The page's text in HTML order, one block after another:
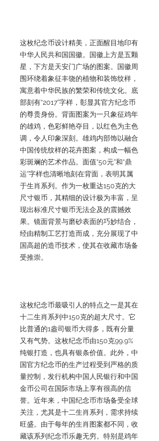
这枚纪念币设计精美，正面醒目地印有
中华人民共和国国徽。国徽上方是五颗
星，下方是天安门广场的图案。国徽周
围环绕着象征丰饶的植物和装饰纹样，
寓意着中华民族的繁荣和传统文化。底
部刻有“2017”字样，彰显其官方纪念币
的尊贵身份。背面图案为一只象征鸡年
的雄鸡，色彩鲜艳夺目，以红色为主色
调，令人印象深刻。雄鸡内部饰以融合
中国传统纹样的花卉图案，构成一幅色
彩斑斓的艺术作品。面值“50元”和“鼎
运”字样也清晰地刻在背面，表明其属
于生肖系列。作为一枚重达150克的大
尺寸银币，其精细的设计极为丰富，呈
现出标准尺寸银币无法企及的震撼效
果。镜面背景与磨砂表面的巧妙结合，
经由精制工艺打造而成，充分展现了中
国高超的造币技术，使其在收藏市场备
受推崇。
这枚纪念币最吸引人的特点之一是其在
十二生肖系列中150克的超大尺寸。它
比普通的1盎司银币大得多，既有分量
又有气势。这枚纪念币由150克99.9%
纯银打造，也具有银条价值。此外，中
国官方纪念币的生产过程受到严格的质
量控制，发行机构中国人民银行和中国
金币公司在国际市场上享有很高的信
誉。近年来，中国纪念币市场备受全球
关注，尤其是十二生肖系列，需求持续
旺盛。由于每年的生肖图案都不同，收
藏该系列纪念币乐趣无穷。特别是鸡年